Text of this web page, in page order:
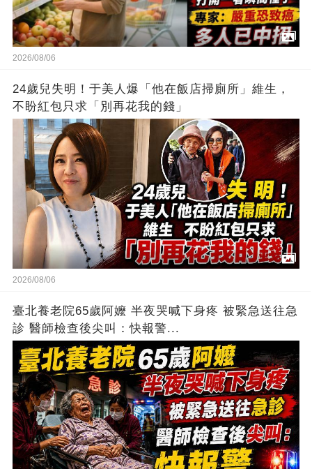
2026/08/06
24歲兒失明！于美人爆「他在飯店掃廁所」維生，
不盼紅包只求「別再花我的錢」
2026/08/06
臺北養老院65歲阿嬤 半夜哭喊下身疼 被緊急送往急
診 醫師檢查後尖叫：快報警...